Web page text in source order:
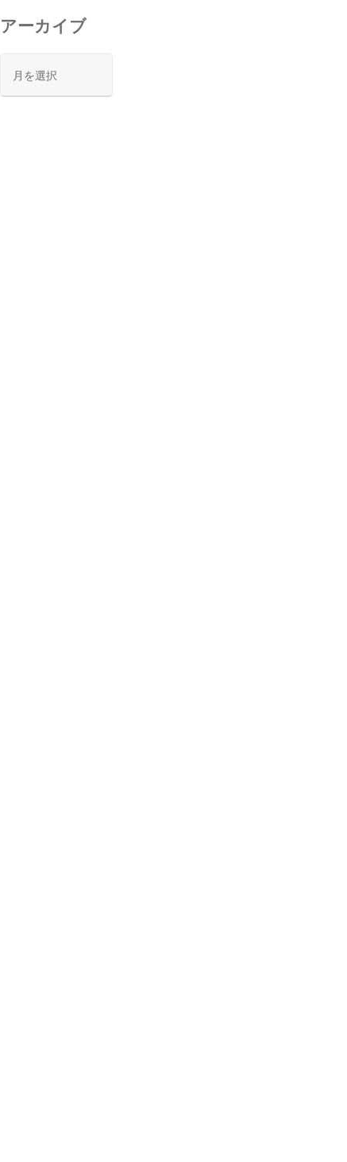
アーカイブ
カ